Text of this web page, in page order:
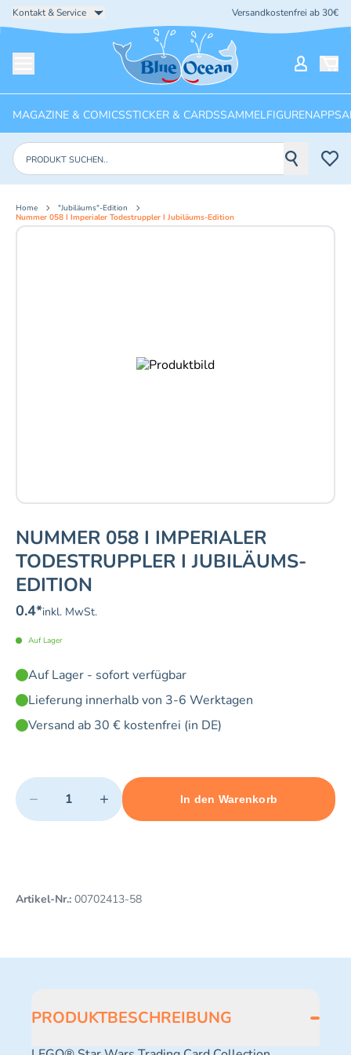
Kontakt & Service Versandkostenfrei ab 30€
Startseite
MAGAZINE & COMICSSTICKER & CARDSSAMMELFIGURENAPPS
Produkte suchen
Home
"Jubiläums"-Edition
Nummer 058 I Imperialer Todestruppler I Jubiläums-Edition
NUMMER 058 I IMPERIALER
TODESTRUPPLER I JUBILÄUMS-
EDITION
0.4*inkl. MwSt.
Auf Lager
Auf Lager - sofort verfügbar
Lieferung innerhalb von 3-6 Werktagen
Versand ab 30 € kostenfrei (in DE)
Quantity
− +
Minimum quantity: 1 Maximum quantity: 3
In den Warenkorb
Add 1 item to cart
Artikel-Nr.: 00702413-58
PRODUKTBESCHREIBUNG